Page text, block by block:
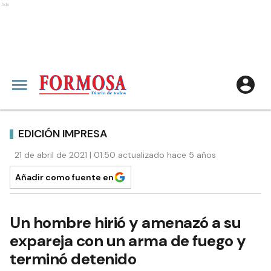
Ads
EDICIÓN IMPRESA
21 de abril de 2021 | 01:50 actualizado hace 5 años
Añadir como fuente en
Un hombre hirió y amenazó a su
expareja con un arma de fuego y
terminó detenido